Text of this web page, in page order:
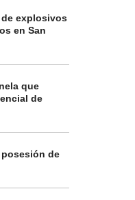
explosivos
en San
que
de
posesión de